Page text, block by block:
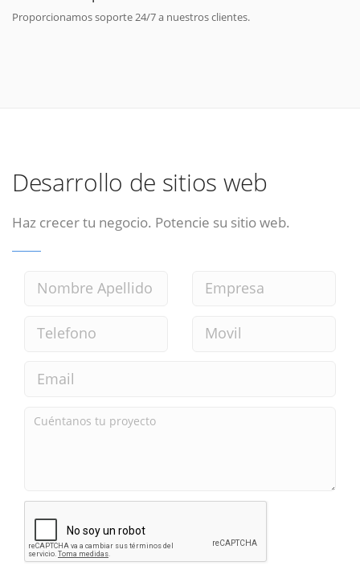
Proporcionamos soporte 24/7 a nuestros clientes.
Desarrollo de sitios web
Haz crecer tu negocio. Potencie su sitio web.